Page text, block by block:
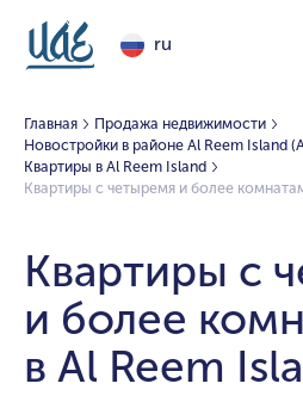
ru
Главная
Продажа недвижимости
Новостройки в районе Al Reem Island
Квартиры в Al Reem Island
Квартиры с четыремя и более
Квартиры с
и более
в Al Reem